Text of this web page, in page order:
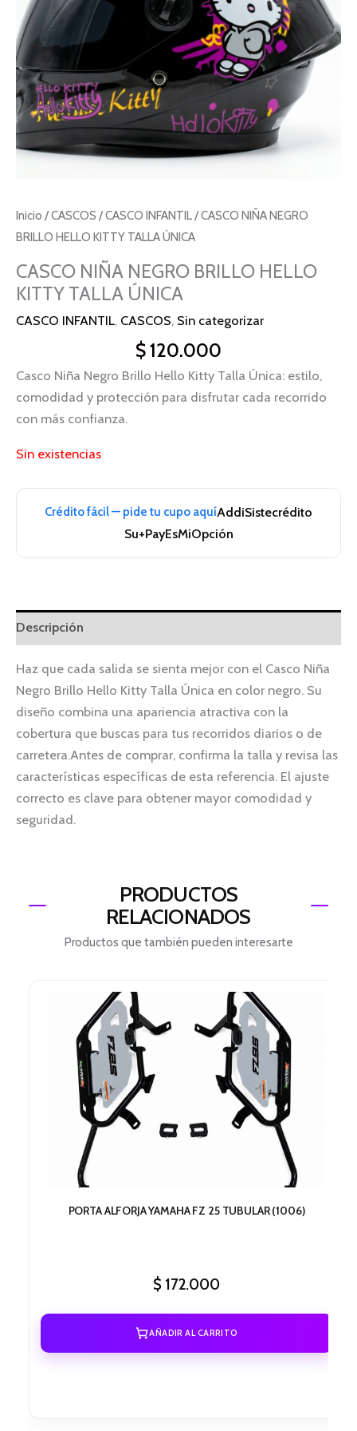
Inicio /CASCOS /CASCO INFANTIL/ CASCO NIÑA NEGRO
BRILLO HELLO KITTY TALLA ÚNICA
CASCO NIÑA NEGRO BRILLO HELLO
KITTY TALLA ÚNICA
CASCO INFANTIL, CASCOS, Sin categorizar
$120.000
Casco Niña Negro Brillo Hello Kitty Talla Única: estilo,
comodidad y protección para disfrutar cada recorrido
con más confianza.
Sin existencias
Crédito fácil — pide tu cupo aquíAddiSistecrédito
Su+PayEsMiOpción
Descripción
Haz que cada salida se sienta mejor con el Casco Niña
Negro Brillo Hello Kitty Talla Única en color negro. Su
diseño combina una apariencia atractiva con la
cobertura que buscas para tus recorridos diarios o de
carretera.Antes de comprar, confirma la talla y revisa las
características específicas de esta referencia. El ajuste
correcto es clave para obtener mayor comodidad y
seguridad.
PRODUCTOS
RELACIONADOS
Productos que también pueden interesarte
PORTA ALFORJA YAMAHA FZ 25 TUBULAR (1006)
$ 172.000
AÑADIR AL CARRITO